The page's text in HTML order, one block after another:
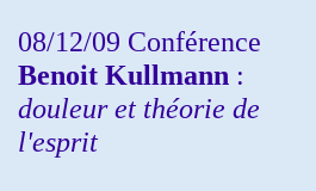
08/12/09 Conférence
Benoit Kullmann :
douleur et théorie de
l'esprit